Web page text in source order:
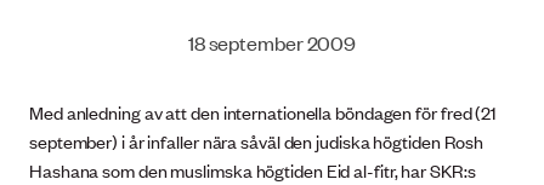
18 september 2009
Med anledning av att den internationella böndagen för fred (21
september) i år infaller nära såväl den judiska högtiden Rosh
Hashana som den muslimska högtiden Eid al-fitr, har SKR:s